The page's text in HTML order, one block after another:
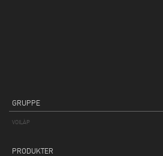
GRUPPE
VOILÀP
PRODUKTER